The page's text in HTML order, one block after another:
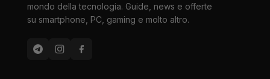
mondo della tecnologia. Guide, news e offerte
su smartphone, PC, gaming e molto altro.